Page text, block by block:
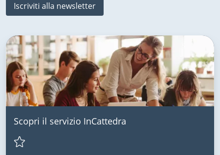
Iscriviti alla newsletter
Scopri il servizio InCattedra